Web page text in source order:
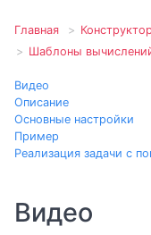
Главная
Шаблоны
Видео
Описание
Основные настройки
Пример
Реализация задачи с
Видео